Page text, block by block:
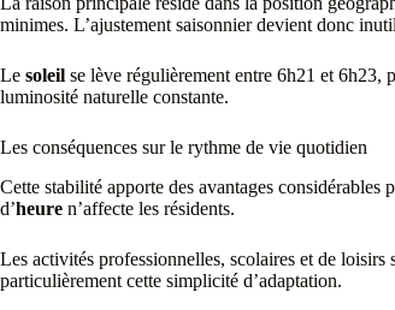
minimes. L’ajustement saisonnier devient donc
Le soleil se lève régulièrement entre 6h21 et 6h23,
luminosité naturelle constante.
Les conséquences sur le rythme de vie quotidien
Cette stabilité apporte des avantages considérables
d’heure n’affecte les résidents.
Les activités professionnelles, scolaires et de
particulièrement cette simplicité d’adaptation.